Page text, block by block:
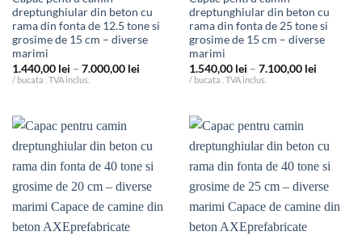
dreptunghiular din beton cu
rama din fonta de 12.5 tone si
grosime de 15 cm – diverse
marimi
1.440,00 lei – 7.000,00 leiInterval
7.000,00 lei
/ bucata . TVA inclus.
dreptunghiular din beton cu
rama din fonta de 25 tone si
grosime de 15 cm – diverse
marimi
1.540,00 lei – 7.100,00 leiInterval
/ bucata . TVA inclus.